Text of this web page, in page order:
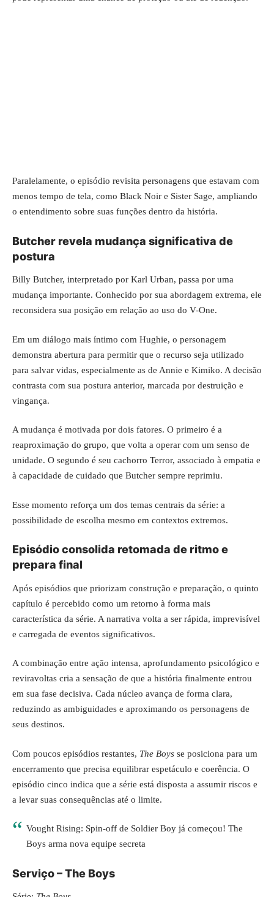
Paralelamente, o episódio revisita personagens que estavam com
menos tempo de tela, como Black Noir e Sister Sage, ampliando
o entendimento sobre suas funções dentro da história.
Butcher revela mudança significativa de
postura
Billy Butcher, interpretado por Karl Urban, passa por uma
mudança importante. Conhecido por sua abordagem extrema, ele
reconsidera sua posição em relação ao uso do V-One.
Em um diálogo mais íntimo com Hughie, o personagem
demonstra abertura para permitir que o recurso seja utilizado
para salvar vidas, especialmente as de Annie e Kimiko. A decisão
contrasta com sua postura anterior, marcada por destruição e
vingança.
A mudança é motivada por dois fatores. O primeiro é a
reaproximação do grupo, que volta a operar com um senso de
unidade. O segundo é seu cachorro Terror, associado à empatia e
à capacidade de cuidado que Butcher sempre reprimiu.
Esse momento reforça um dos temas centrais da série: a
possibilidade de escolha mesmo em contextos extremos.
Episódio consolida retomada de ritmo e
prepara final
Após episódios que priorizam construção e preparação, o quinto
capítulo é percebido como um retorno à forma mais
característica da série. A narrativa volta a ser rápida, imprevisível
e carregada de eventos significativos.
A combinação entre ação intensa, aprofundamento psicológico e
reviravoltas cria a sensação de que a história finalmente entrou
em sua fase decisiva. Cada núcleo avança de forma clara,
reduzindo as ambiguidades e aproximando os personagens de
seus destinos.
Com poucos episódios restantes, The Boys se posiciona para um
encerramento que precisa equilibrar espetáculo e coerência. O
episódio cinco indica que a série está disposta a assumir riscos e
a levar suas consequências até o limite.
Vought Rising: Spin-off de Soldier Boy já começou! The
Boys arma nova equipe secreta
Serviço – The Boys